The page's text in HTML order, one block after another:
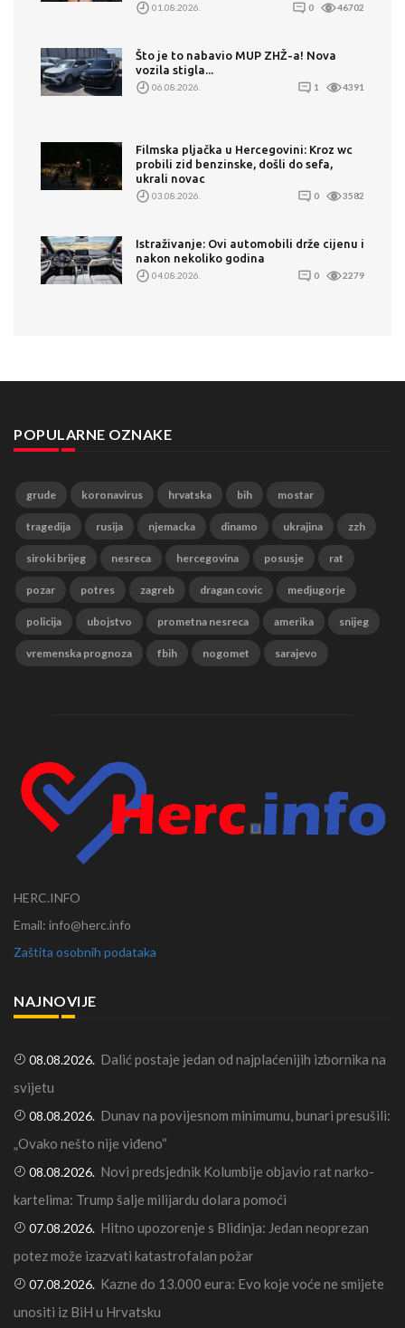
01.08.2026. 0 46702
Što je to nabavio MUP ZHŽ-a! Nova
vozila stigla...
06.08.2026. 1 4391
Filmska pljačka u Hercegovini: Kroz wc
probili zid benzinske, došli do sefa,
ukrali novac
03.08.2026. 0 3582
Istraživanje: Ovi automobili drže cijenu i
nakon nekoliko godina
04.08.2026. 0 2279
POPULARNE OZNAKE
grude koronavirus hrvatska bih mostar
tragedija rusija njemacka dinamo ukrajina zzh
siroki brijeg nesreca hercegovina posusje rat
pozar potres zagreb dragan covic medjugorje
policija ubojstvo prometna nesreca amerika snijeg
vremenska prognoza fbih nogomet sarajevo
HERC.INFO
Email: info@herc.info
Zaštita osobnih podataka
NAJNOVIJE
08.08.2026. Dalić postaje jedan od najplaćenijih izbornika na
svijetu
08.08.2026. Dunav na povijesnom minimumu, bunari presušili:
„Ovako nešto nije viđeno“
08.08.2026. Novi predsjednik Kolumbije objavio rat narko-
kartelima: Trump šalje milijardu dolara pomoći
07.08.2026. Hitno upozorenje s Blidinja: Jedan neoprezan
potez može izazvati katastrofalan požar
07.08.2026. Kazne do 13.000 eura: Evo koje voće ne smijete
unositi iz BiH u Hrvatsku